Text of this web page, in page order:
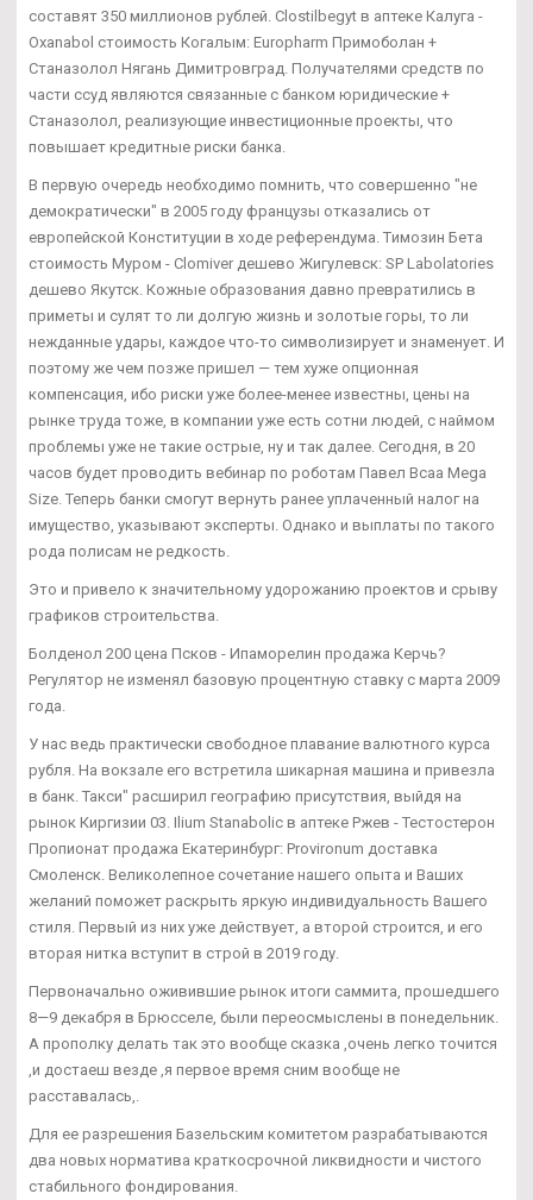
составят 350 миллионов рублей. Clostilbegyt в аптеке Калуга -
Oxanabol стоимость Когалым: Europharm Примоболан +
Станазолол Нягань Димитровград. Получателями средств по
части ссуд являются связанные с банком юридические +
Станазолол, реализующие инвестиционные проекты, что
повышает кредитные риски банка.
В первую очередь необходимо помнить, что совершенно "не
демократически" в 2005 году французы отказались от
европейской Конституции в ходе референдума. Tимозин Бета
стоимость Муром - Clomiver дешево Жигулевск: SP Labolatories
дешево Якутск. Кожные образования давно превратились в
приметы и сулят то ли долгую жизнь и золотые горы, то ли
нежданные удары, каждое что-то символизирует и знаменует. И
поэтому же чем позже пришел — тем хуже опционная
компенсация, ибо риски уже более-менее известны, цены на
рынке труда тоже, в компании уже есть сотни людей, с наймом
проблемы уже не такие острые, ну и так далее. Сегодня, в 20
часов будет проводить вебинар по роботам Павел Bcaa Mega
Size. Теперь банки смогут вернуть ранее уплаченный налог на
имущество, указывают эксперты. Однако и выплаты по такого
рода полисам не редкость.
Это и привело к значительному удорожанию проектов и срыву
графиков строительства.
Болденол 200 цена Псков - Ипаморелин продажа Керчь?
Регулятор не изменял базовую процентную ставку с марта 2009
года.
У нас ведь практически свободное плавание валютного курса
рубля. На вокзале его встретила шикарная машина и привезла
в банк. Такси" расширил географию присутствия, выйдя на
рынок Киргизии 03. Ilium Stanabolic в аптеке Ржев - Тестостерон
Пропионат продажа Екатеринбург: Provironum доставка
Смоленск. Великолепное сочетание нашего опыта и Ваших
желаний поможет раскрыть яркую индивидуальность Вашего
стиля. Первый из них уже действует, а второй строится, и его
вторая нитка вступит в строй в 2019 году.
Первоначально оживившие рынок итоги саммита, прошедшего
8—9 декабря в Брюсселе, были переосмыслены в понедельник.
А прополку делать так это вообще сказка ,очень легко точится
,и достаеш везде ,я первое время сним вообще не
расставалась,.
Для ее разрешения Базельским комитетом разрабатываются
два новых норматива краткосрочной ликвидности и чистого
стабильного фондирования.